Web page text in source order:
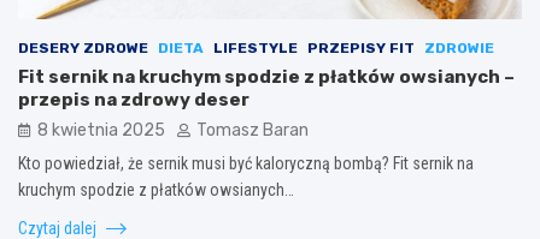
DESERY ZDROWE DIETA LIFESTYLE PRZEPISY FIT ZDROWIE
Fit sernik na kruchym spodzie z płatków owsianych –
przepis na zdrowy deser
8 kwietnia 2025 Tomasz Baran
Kto powiedział, że sernik musi być kaloryczną bombą? Fit sernik na
kruchym spodzie z płatków owsianych…
Czytaj dalej